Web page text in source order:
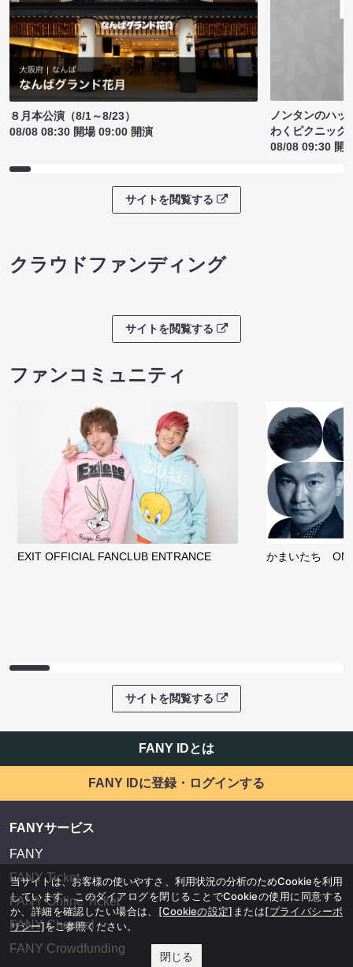
８月本公演（8/1～8/23）
08/08 08:30 開場 09:00 開演
ノンタンのハッ
わくピクニック
08/08 09:30 開
サイトを閲覧する
クラウドファンディング
サイトを閲覧する
ファンコミュニティ
EXIT OFFICIAL FANCLUB ENTRANCE かまいたち
サイトを閲覧する
FANY IDとは
FANY IDに登録・ログインする
FANYサービス
FANY
FANY Ticket
FANY Online Ticket
FANY Channel
FANY Crowdfunding
当サイトは、お客様の使いやすさ、利用状況の分析のためCookieを利用
しています。このダイアログを閉じることでCookieの使用に同意する
か、詳細を確認したい場合は、 [Cookieの設定] または[プライバシーポ
リシー]をご参照ください。
閉じる